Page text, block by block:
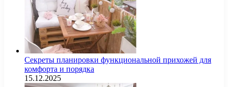
Секреты планировки функциональной прихожей для
комфорта и порядка
15.12.2025